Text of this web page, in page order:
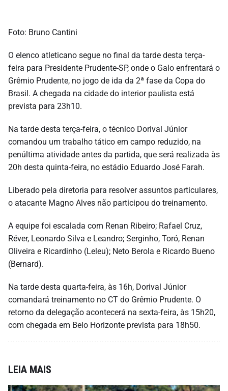
Foto: Bruno Cantini
O elenco atleticano segue no final da tarde desta terça-
feira para Presidente Prudente-SP, onde o Galo enfrentará o
Grêmio Prudente, no jogo de ida da 2ª fase da Copa do
Brasil. A chegada na cidade do interior paulista está
prevista para 23h10.
Na tarde desta terça-feira, o técnico Dorival Júnior
comandou um trabalho tático em campo reduzido, na
penúltima atividade antes da partida, que será realizada às
20h desta quinta-feira, no estádio Eduardo José Farah.
Liberado pela diretoria para resolver assuntos particulares,
o atacante Magno Alves não participou do treinamento.
A equipe foi escalada com Renan Ribeiro; Rafael Cruz,
Réver, Leonardo Silva e Leandro; Serginho, Toró, Renan
Oliveira e Ricardinho (Leleu); Neto Berola e Ricardo Bueno
(Bernard).
Na tarde desta quarta-feira, às 16h, Dorival Júnior
comandará treinamento no CT do Grêmio Prudente. O
retorno da delegação acontecerá na sexta-feira, às 15h20,
com chegada em Belo Horizonte prevista para 18h50.
LEIA MAIS